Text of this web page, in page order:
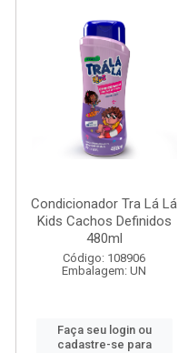
Condicionador Tra Lá Lá
Kids Cachos Definidos
480ml
Código: 108906
Embalagem: UN
Faça seu login ou
cadastre-se para